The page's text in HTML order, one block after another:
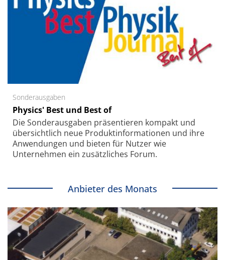
Sonderausgaben
Physics' Best und Best of
Die Sonder­ausgaben präsentieren kompakt und
übersichtlich neue Produkt­informationen und ihre
Anwendungen und bieten für Nutzer wie
Unternehmen ein zusätzliches Forum.
Anbieter des Monats